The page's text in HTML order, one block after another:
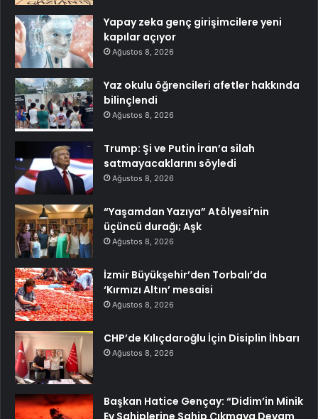
Yapay zeka genç girişimcilere yeni
kapılar açıyor
Ağustos 8, 2026
Yaz okulu öğrencileri afetler hakkında
bilinçlendi
Ağustos 8, 2026
Trump: Şi ve Putin İran’a silah
satmayacaklarını söyledi
Ağustos 8, 2026
“Yaşamdan Yazıya” Atölyesi’nin
üçüncü durağı; Aşk
Ağustos 8, 2026
İzmir Büyükşehir’den Torbalı’da
‘Kırmızı Altın’ mesaisi
Ağustos 8, 2026
CHP’de Kılıçdaroğlu İçin Disiplin İhbarı
Ağustos 8, 2026
Başkan Hatice Gençay: “Didim’in Minik
Ev Sahiplerine Sahip Çıkmaya Devam